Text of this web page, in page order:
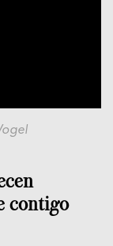
contigo